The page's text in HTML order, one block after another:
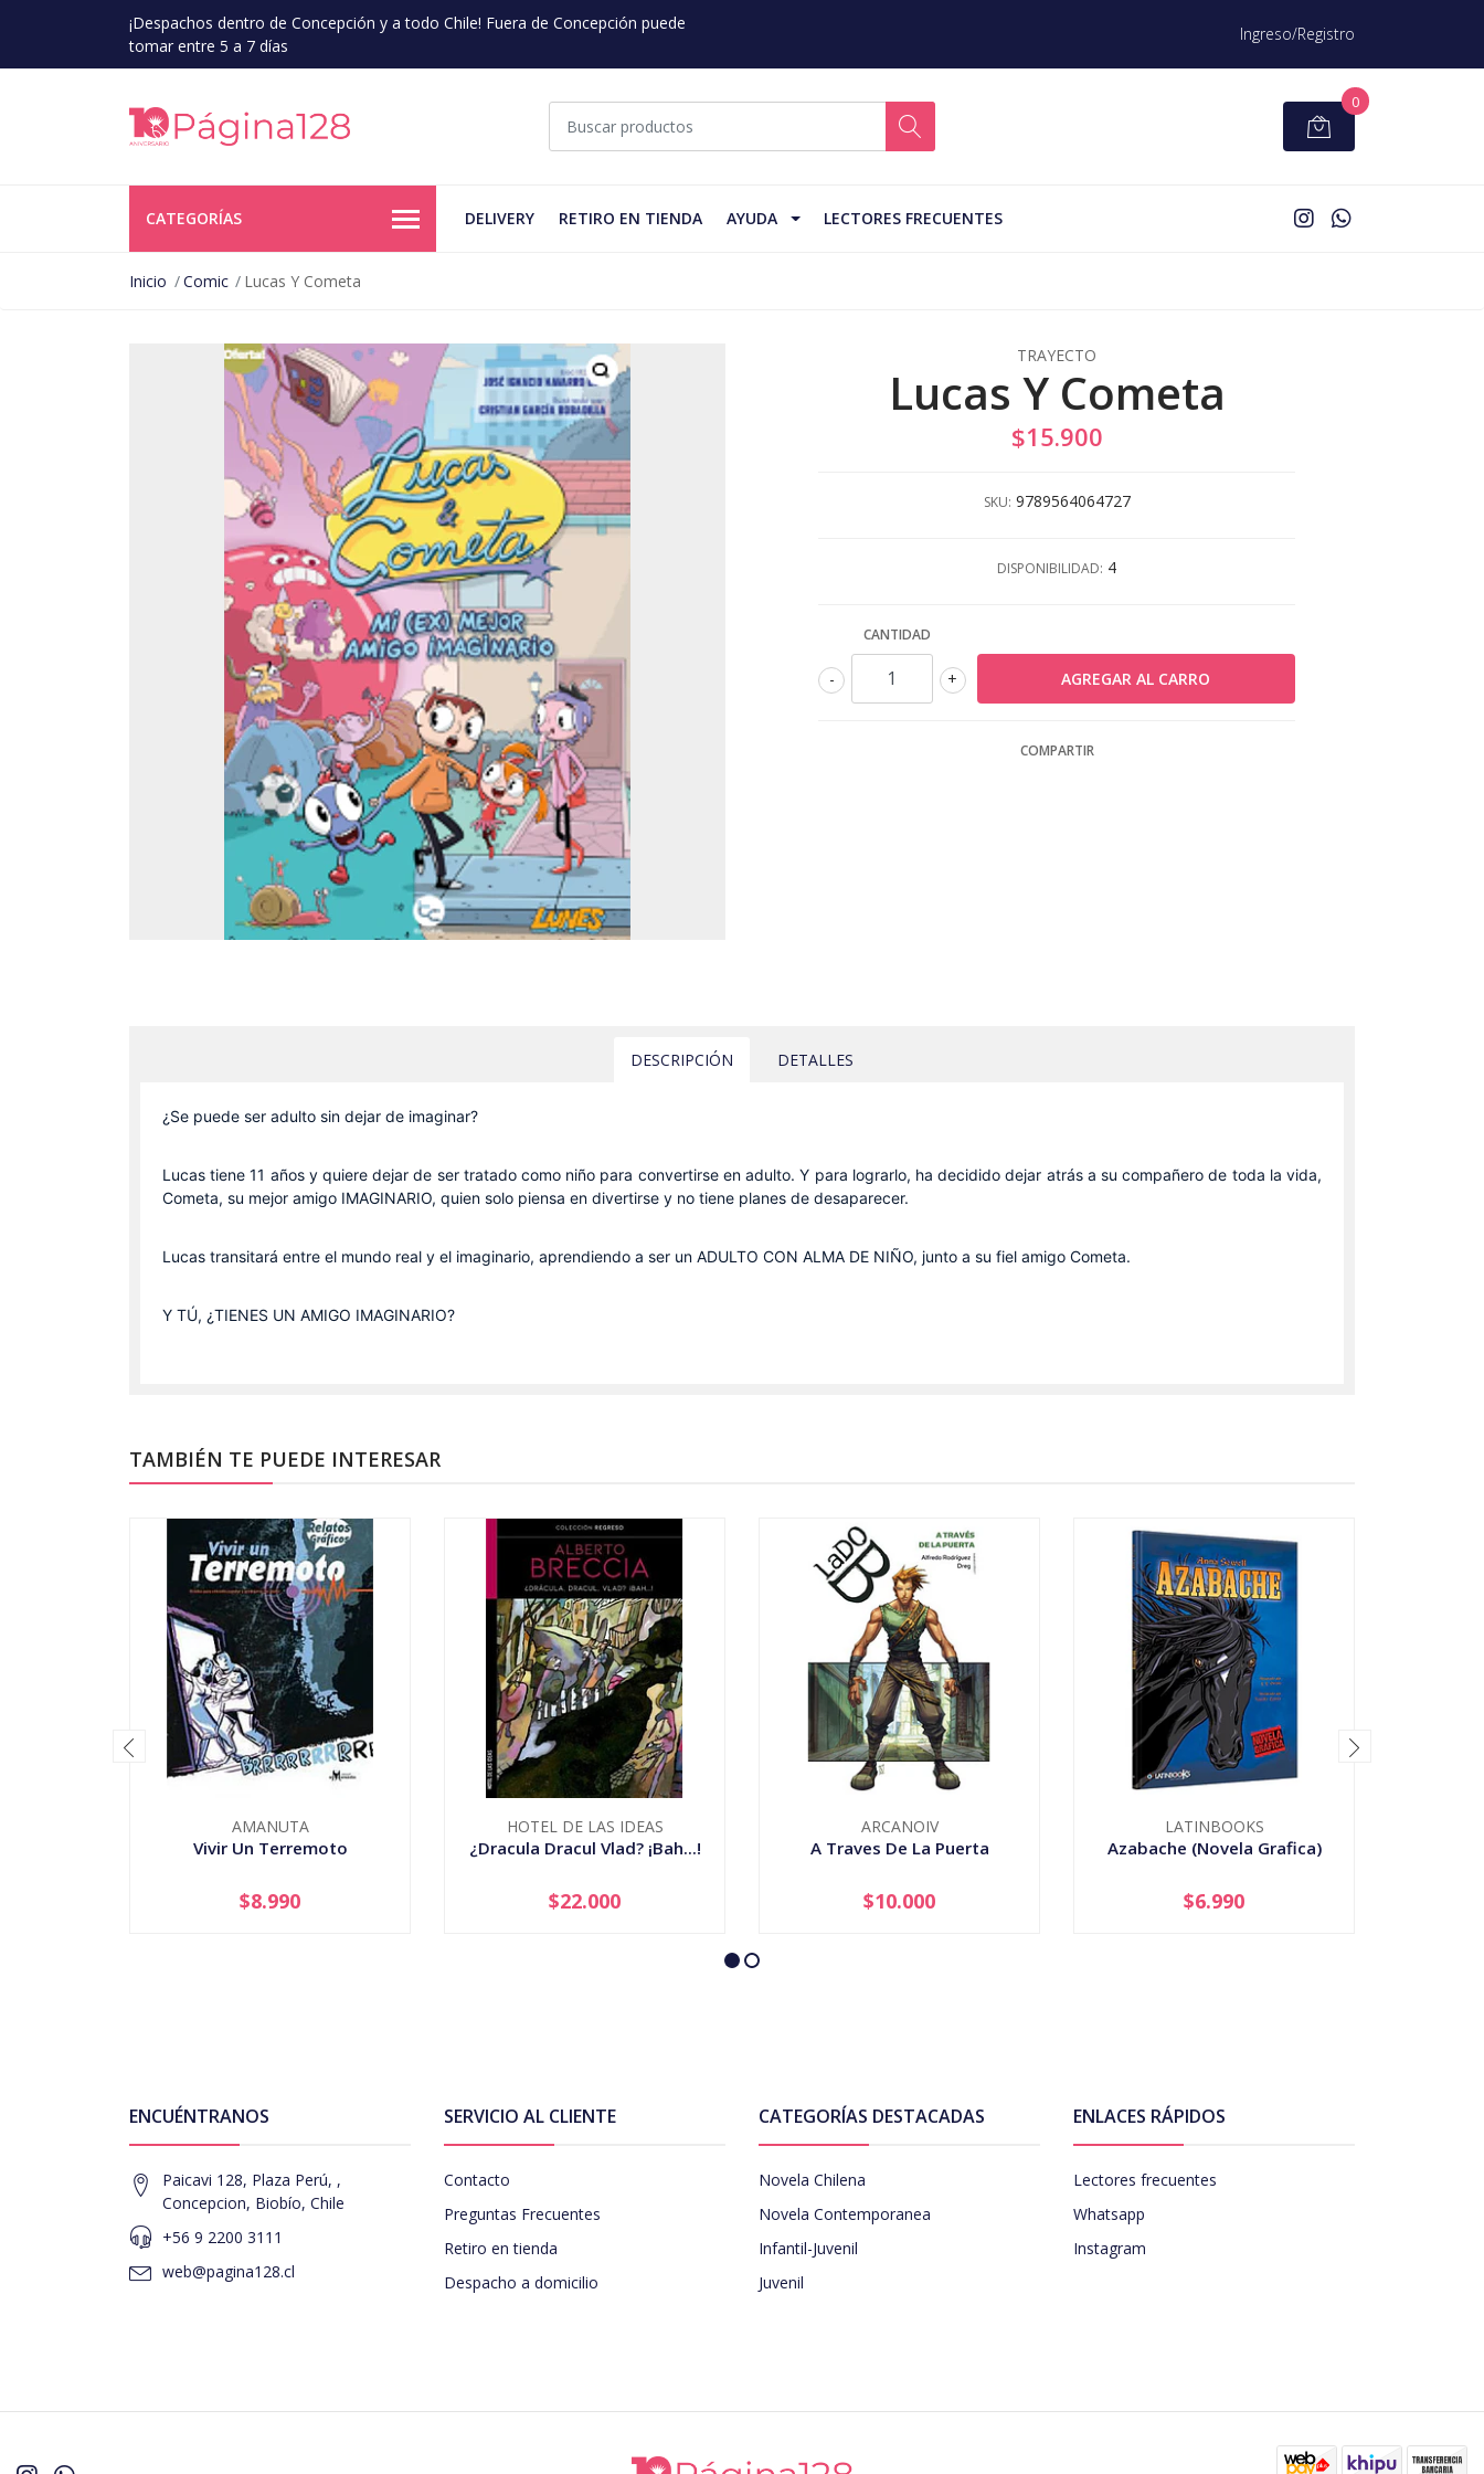
¡Despachos dentro de Concepción y a todo Chile! Fuera de Concepción puede
tomar entre 5 a 7 días
Ingreso/Registro
0
CATEGORÍAS DELIVERY RETIRO EN TIENDA AYUDA LECTORES FRECUENTES
Inicio Comic Lucas Y Cometa
TRAYECTO
Lucas Y Cometa
$15.900
SKU: 9789564064727
DISPONIBILIDAD: 4
CANTIDAD
+
-
COMPARTIR
DESCRIPCIÓN DETALLES
¿Se puede ser adulto sin dejar de imaginar?
Lucas tiene 11 años y quiere dejar de ser tratado como niño para convertirse en adulto. Y para lograrlo, ha decidido dejar atrás a su compañero de toda la vida,
Cometa, su mejor amigo IMAGINARIO, quien solo piensa en divertirse y no tiene planes de desaparecer.
Lucas transitará entre el mundo real y el imaginario, aprendiendo a ser un ADULTO CON ALMA DE NIÑO, junto a su fiel amigo Cometa.
Y TÚ, ¿TIENES UN AMIGO IMAGINARIO?
TAMBIÉN TE PUEDE INTERESAR
AMANUTA
Vivir Un Terremoto
+
$8.990
HOTEL DE LAS IDEAS
¿Dracula Dracul Vlad? ¡Bah...!
+
$22.000
ARCANOIV
A Traves De La Puerta
+
$10.000
LATINBOOKS
Azabache (Novela Grafica)
+
$6.990
ENCUÉNTRANOS
Paicavi 128, Plaza Perú, ,
Concepcion, Biobío, Chile
+56 9 2200 3111
web@pagina128.cl
SERVICIO AL CLIENTE
Contacto
Preguntas Frecuentes
Retiro en tienda
Despacho a domicilio
CATEGORÍAS DESTACADAS
Novela Chilena
Novela Contemporanea
Infantil-Juvenil
Juvenil
ENLACES RÁPIDOS
Lectores frecuentes
Whatsapp
Instagram